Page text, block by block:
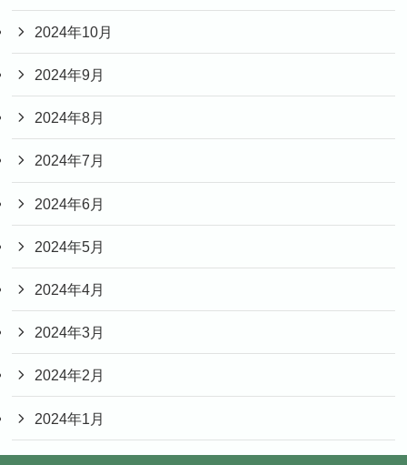
2024年10月
2024年9月
2024年8月
2024年7月
2024年6月
2024年5月
2024年4月
2024年3月
2024年2月
2024年1月